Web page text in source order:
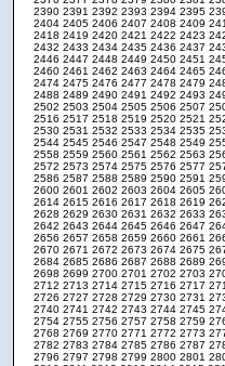
2390 2391 2392 2393 2394 2395
2404 2405 2406 2407 2408 2409
2418 2419 2420 2421 2422 2423
2432 2433 2434 2435 2436 2437
2446 2447 2448 2449 2450 2451
2460 2461 2462 2463 2464 2465
2474 2475 2476 2477 2478 2479
2488 2489 2490 2491 2492 2493
2502 2503 2504 2505 2506 2507
2516 2517 2518 2519 2520 2521
2530 2531 2532 2533 2534 2535
2544 2545 2546 2547 2548 2549
2558 2559 2560 2561 2562 2563
2572 2573 2574 2575 2576 2577
2586 2587 2588 2589 2590 2591
2600 2601 2602 2603 2604 2605
2614 2615 2616 2617 2618 2619
2628 2629 2630 2631 2632 2633
2642 2643 2644 2645 2646 2647
2656 2657 2658 2659 2660 2661
2670 2671 2672 2673 2674 2675
2684 2685 2686 2687 2688 2689
2698 2699 2700 2701 2702 2703
2712 2713 2714 2715 2716 2717
2726 2727 2728 2729 2730 2731
2740 2741 2742 2743 2744 2745
2754 2755 2756 2757 2758 2759
2768 2769 2770 2771 2772 2773
2782 2783 2784 2785 2786 2787
2796 2797 2798 2799 2800 2801